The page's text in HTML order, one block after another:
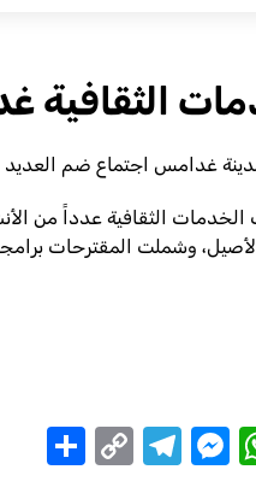
الثقافية
غدامس اجتماع ضم
الأصيل، وشملت المقترحات
WhatsApp
Messenger
Telegram
Copy